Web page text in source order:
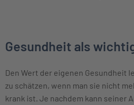
Gesundheit als
Den Wert der eigenen Gesundheit
zu schätzen, wenn man sie nicht
krank ist. Je nachdem kann seiner